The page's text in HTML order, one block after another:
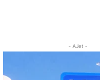
- AJet -